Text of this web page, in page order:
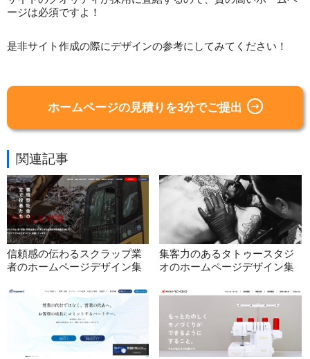
ージは必須ですよ！
是非サイト作成の際にデザインの参考にしてみてください！
ホームページの見積りを3分でご提出
関連記事
信頼感の伝わるスクラップ業
者のホームページデザイン集
集客力のあるタトゥースタジ
オのホームページデザイン集